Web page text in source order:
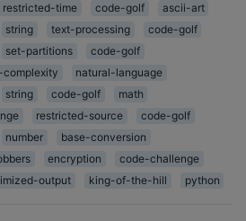
restricted-time code-golf
ascii-art
string text-processing
code-golf
set-partitions
code-golf
natural-language
string code-golf
math
restricted-source
code-golf
number
base-conversion
encryption
code-challenge
output king-of-the-hill python